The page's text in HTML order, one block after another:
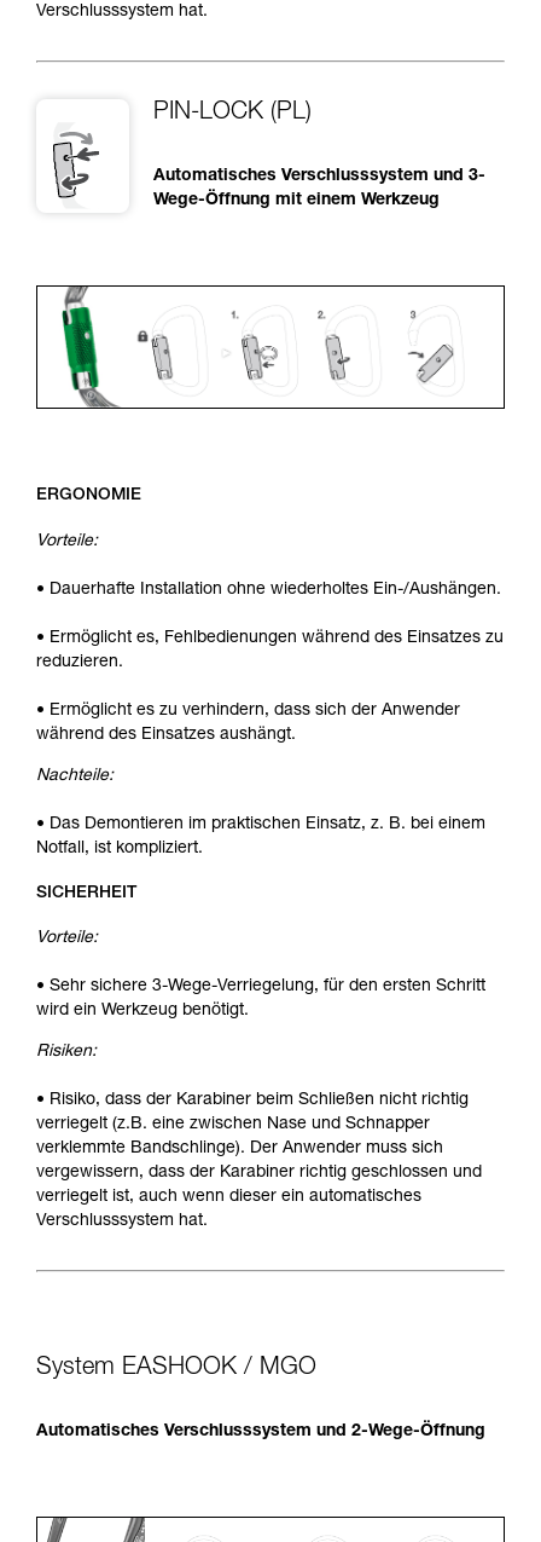
Verschlusssystem hat.
PIN-LOCK (PL)
Automatisches Verschlusssystem und 3-
Wege-Öffnung mit einem Werkzeug
ERGONOMIE
Vorteile:
• Dauerhafte Installation ohne wiederholtes Ein-/Aushängen.
• Ermöglicht es, Fehlbedienungen während des Einsatzes zu
reduzieren.
• Ermöglicht es zu verhindern, dass sich der Anwender
während des Einsatzes aushängt.
Nachteile:
• Das Demontieren im praktischen Einsatz, z. B. bei einem
Notfall, ist kompliziert.
SICHERHEIT
Vorteile:
• Sehr sichere 3-Wege-Verriegelung, für den ersten Schritt
wird ein Werkzeug benötigt.
Risiken:
• Risiko, dass der Karabiner beim Schließen nicht richtig
verriegelt (z.B. eine zwischen Nase und Schnapper
verklemmte Bandschlinge). Der Anwender muss sich
vergewissern, dass der Karabiner richtig geschlossen und
verriegelt ist, auch wenn dieser ein automatisches
Verschlusssystem hat.
System EASHOOK / MGO
Automatisches Verschlusssystem und 2-Wege-Öffnung